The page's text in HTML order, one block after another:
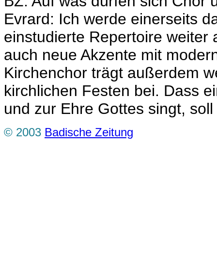
Evrard: Ich werde einerseits
einstudierte Repertoire weiter
auch neue Akzente mit
Kirchenchor trägt außerdem
kirchlichen Festen bei. Dass
und zur Ehre Gottes singt,
© 2003 Badische Zeitung